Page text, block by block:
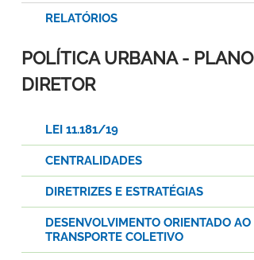
RELATÓRIOS
POLÍTICA URBANA - PLANO
DIRETOR
LEI 11.181/19
CENTRALIDADES
DIRETRIZES E ESTRATÉGIAS
DESENVOLVIMENTO ORIENTADO AO
TRANSPORTE COLETIVO